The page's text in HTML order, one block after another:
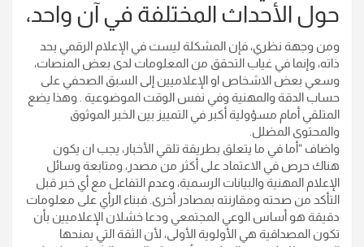
حول الأحداث المختلفة في آن واحد،
ومن وجهة نظري، فإن المشكلة ليست في الإعلام الرقمي بحد
ذاته، وإنما في غياب التحقق من المعلومات لدى بعض المنصات،
وسعي بعض الاشخاص او الإعلاميين إلى السبق الصحفي على
حساب الدقة والمهنية وفي نفس الوقت الموضوعية . وهذا يضع
المتلقي أمام مسؤولية أكبر في التمييز بين الخبر الموثوق
والمحتوى المضلل.
واضاف “أما في ما يتعلق بطريقة تلقي الأخبار، يجب ان يكون
هناك حرص في الاعتماد على أكثر من مصدر، ومتابعة وسائل
الإعلام المهنية والبيانات الرسمية، وعدم التفاعل مع أي خبر قبل
التأكد من صحته ومقارنته بمصادر أخرى. فبناء الرأي على معلومات
دقيقة هو أساس الوعي المجتمعي ودعا خشلان الإعلاميين بأن
تكون المصداقية هي الأولوية الأولى، لأن الثقة التي يمنحها